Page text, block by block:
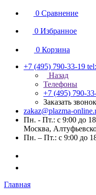
0 Сравнение
0 Избранное
0 Корзина
+7 (495) 790-33-19
Назад
Телефоны
+7 (495) 790-
Заказать звонок
zakaz@plazma-
Пн. - Пт.: с 9:00 до
Москва,
Пн. – Пт.: с 9:00 до
Главная